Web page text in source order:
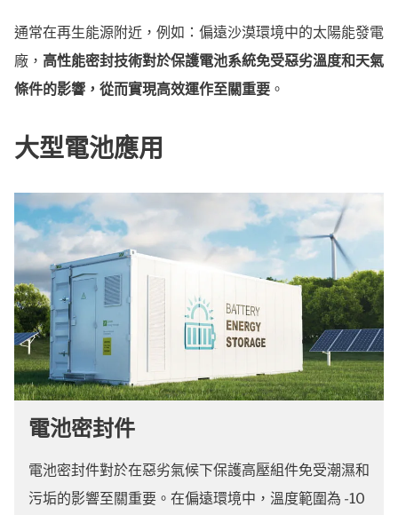
通常在再生能源附近，例如：偏遠沙漠環境中的太陽能發電
廠， 高性能密封技術對於保護電池系統免受惡劣溫度和天氣
條件的影響，從而實現高效運作至關重要 。
大型電池應用
電池密封件
電池密封件對於在惡劣氣候下保護高壓組件免受潮濕和
污垢的影響至關重要。在偏遠環境中，溫度範圍為 -10